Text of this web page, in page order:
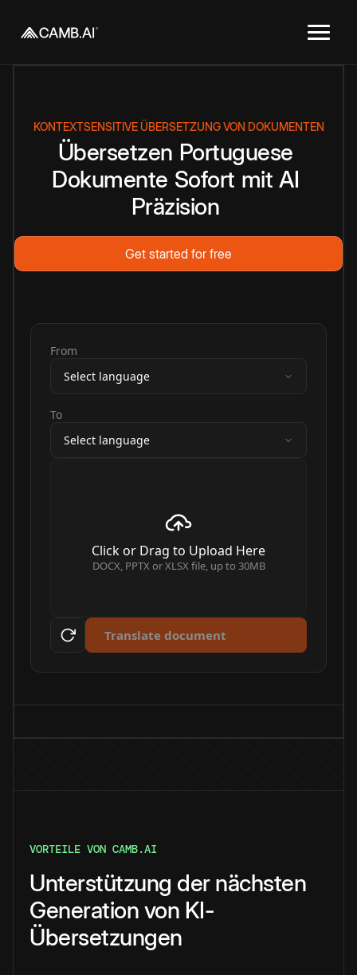
KONTEXTSENSITIVE ÜBERSETZUNG VON DOKUMENTEN
Übersetzen Portuguese
Dokumente Sofort mit AI
Präzision
Get started for free
From
Select language
To
Select language
Click or Drag to Upload Here
DOCX, PPTX or XLSX file, up to 30MB
Translate document
VORTEILE VON CAMB.AI
Unterstützung der nächsten
Generation von KI-
Übersetzungen